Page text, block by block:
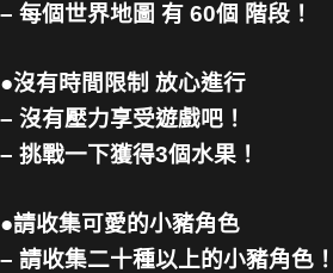
– 每個世界地圖 有 60個 階段！
●沒有時間限制 放心進行
– 沒有壓力享受遊戲吧！
– 挑戰一下獲得3個水果！
●請收集可愛的小豬角色
– 請收集二十種以上的小豬角色！